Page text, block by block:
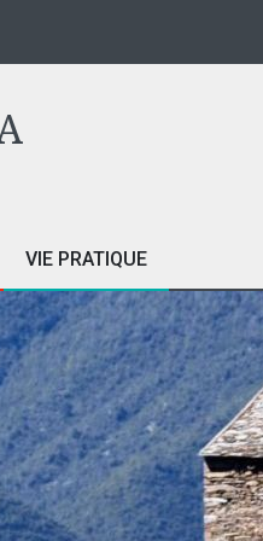
VIE PRATIQUE